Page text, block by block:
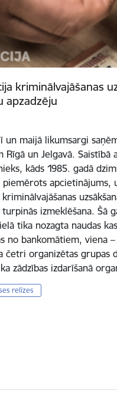
kriminālvajāšanas
apzadzēju
un maijā likumsargi
Rīgā un Jelgavā.
kāds 1985. gadā
izmeklēšana. Šā
tika nozagta naudas
no bankomātiem, viena
četri organizētas grupas
zādzības izdarīšanā
relīzes